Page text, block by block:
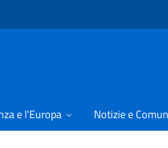
e l'Europa Notizie e